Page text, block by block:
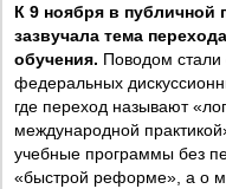
К 9 ноября в публичной
зазвучала тема
обучения. Поводом
федеральных
где переход называют
международной
учебные программы без
«быстрой реформе», а о